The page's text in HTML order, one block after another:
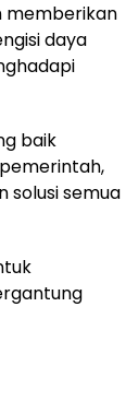
memberikan
daya
baik
solusi semua